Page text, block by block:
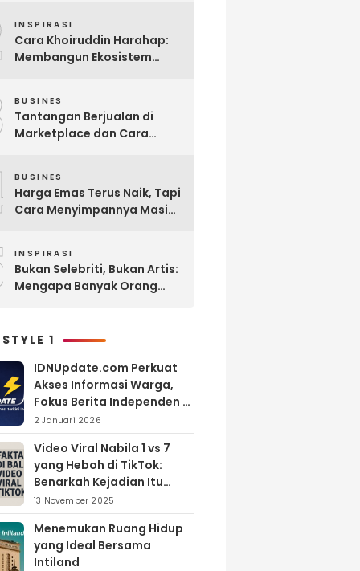
Negeri
INSPIRASI
Cara Khoiruddin Harahap:
Membangun Ekosistem
Digital
BUSINES
Tantangan Berjualan di
Marketplace dan Cara
BUSINES
Harga Emas Terus Naik, Tapi
Cara Menyimpannya Masih
Sering Terlambat Disiapkan
INSPIRASI
Bukan Selebriti, Bukan Artis:
Mengapa Banyak Orang
1
IDNUpdate.com Perkuat
Akses Informasi Warga,
Fokus Berita Independen di
Kabupaten Banyuasin
2 Januari 2026
Video Viral Nabila 1 vs 7
yang Heboh di TikTok:
Benarkah Kejadian Itu
Nyata?
13 November 2025
Menemukan Ruang Hidup
yang Ideal Bersama
Intiland